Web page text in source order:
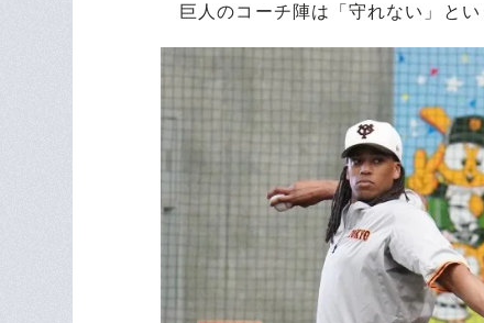
巨人のコーチ陣は「守れない」とい